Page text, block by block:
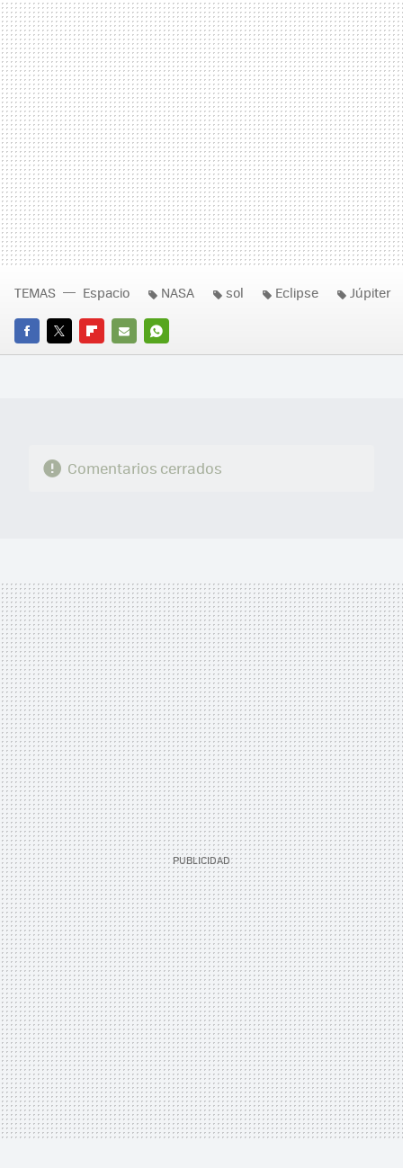
FACEBOOK
TWITTERFLIPBOARD
E-
WHATSAPP
TEMAS Espacio NASA sol Eclipse Júpiter
Comentarios cerrados